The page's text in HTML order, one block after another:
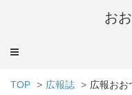
お
メ
ュ
TOP 広報誌 広報おお